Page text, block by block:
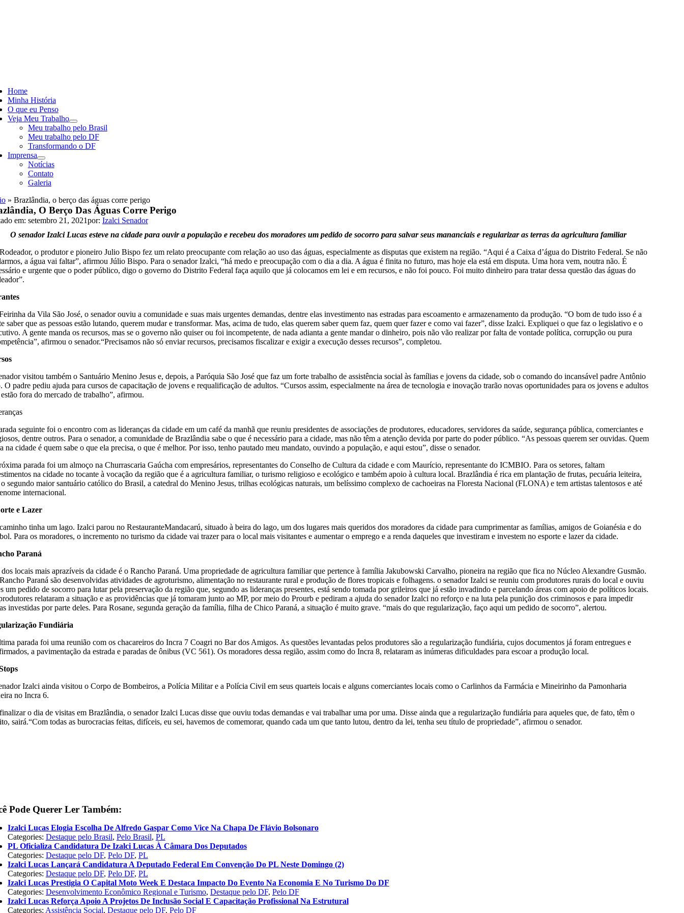
Home
Minha História
O que eu Penso
Veja Meu Trabalho
Meu trabalho pelo Brasil
Meu trabalho pelo DF
Transformando o DF
Imprensa
Notícias
Contato
Galeria
» Brazlândia, o berço das águas corre perigo
O Berço Das Águas Corre Perigo
em: setembro 21, 2021por: Izalci Senador
O senador Izalci Lucas esteve na cidade para ouvir a população e recebeu dos moradores um pedido de socorro para salvar seus mananciais e regularizar as terras da agricultura familiar
, o produtor e pioneiro Julio Bispo fez um relato preocupante com relação ao uso das águas, especialmente as disputas que existem na região. “Aqui é a Caixa d’água do Distrito Federal. Se não
a água vai faltar”, afirmou Júlio Bispo. Para o senador Izalci, “há medo e preocupação com o dia a dia. A água é finita no futuro, mas hoje ela está em disputa. Uma hora vem, noutra não. É
e urgente que o poder público, digo o governo do Distrito Federal faça aquilo que já colocamos em lei e em recursos, e não foi pouco. Foi muito dinheiro para tratar dessa questão das águas do
da Vila São José, o senador ouviu a comunidade e suas mais urgentes demandas, dentre elas investimento nas estradas para escoamento e armazenamento da produção. “O bom de tudo isso é a
saber que as pessoas estão lutando, querem mudar e transformar. Mas, acima de tudo, elas querem saber quem faz, quem quer fazer e como vai fazer”, disse Izalci. Expliquei o que faz o legislativo e o
A gente manda os recursos, mas se o governo não quiser ou foi incompetente, de nada adianta a gente mandar o dinheiro, pois não vão realizar por falta de vontade política, corrupção ou pura
afirmou o senador.“Precisamos não só enviar recursos, precisamos fiscalizar e exigir a execução desses recursos”, completou.
visitou também o Santuário Menino Jesus e, depois, a Paróquia São José que faz um forte trabalho de assistência social às famílias e jovens da cidade, sob o comando do incansável padre Antônio
O padre pediu ajuda para cursos de capacitação de jovens e requalificação de adultos. “Cursos assim, especialmente na área de tecnologia e inovação trarão novas oportunidades para os jovens e adultos
fora do mercado de trabalho”, afirmou.
seguinte foi o encontro com as lideranças da cidade em um café da manhã que reuniu presidentes de associações de produtores, educadores, servidores da saúde, segurança pública, comerciantes e
dentre outros. Para o senador, a comunidade de Brazlândia sabe o que é necessário para a cidade, mas não têm a atenção devida por parte do poder público. “As pessoas querem ser ouvidas. Quem
na cidade é quem sabe o que ela precisa, o que é melhor. Por isso, tenho pautado meu mandato, ouvindo a população, e aqui estou”, disse o senador.
parada foi um almoço na Churrascaria Gaúcha com empresários, representantes do Conselho de Cultura da cidade e com Maurício, representante do ICMBIO. Para os setores, faltam
na cidade no tocante à vocação da região que é a agricultura familiar, o turismo religioso e ecológico e também apoio à cultura local. Brazlândia é rica em plantação de frutas, pecuária leiteira,
segundo maior santuário católico do Brasil, a catedral do Menino Jesus, trilhas ecológicas naturais, um belíssimo complexo de cachoeiras na Floresta Nacional (FLONA) e tem artistas talentosos e até
internacional.
e Lazer
tinha um lago. Izalci parou no RestauranteMandacarú, situado à beira do lago, um dos lugares mais queridos dos moradores da cidade para cumprimentar as famílias, amigos de Goianésia e do
Para os moradores, o incremento no turismo da cidade vai trazer para o local mais visitantes e aumentar o emprego e a renda daqueles que investiram e investem no esporte e lazer da cidade.
Paraná
locais mais aprazíveis da cidade é o Rancho Paraná. Uma propriedade de agricultura familiar que pertence à família Jakubowski Carvalho, pioneira na região que fica no Núcleo Alexandre Gusmão.
Paraná são desenvolvidas atividades de agroturismo, alimentação no restaurante rural e produção de flores tropicais e folhagens. o senador Izalci se reuniu com produtores rurais do local e ouviu
um pedido de socorro para lutar pela preservação da região que, segundo as lideranças presentes, está sendo tomada por grileiros que já estão invadindo e parcelando áreas com apoio de políticos locais.
relataram a situação e as providências que já tomaram junto ao MP, por meio do Prourb e pediram a ajuda do senador Izalci no reforço e na luta pela punição dos criminosos e para impedir
investidas por parte deles. Para Rosane, segunda geração da família, filha de Chico Paraná, a situação é muito grave. “mais do que regularização, faço aqui um pedido de socorro”, alertou.
Fundiária
parada foi uma reunião com os chacareiros do Incra 7 Coagri no Bar dos Amigos. As questões levantadas pelos produtores são a regularização fundiária, cujos documentos já foram entregues e
a pavimentação da estrada e paradas de ônibus (VC 561). Os moradores dessa região, assim como do Incra 8, relataram as inúmeras dificuldades para escoar a produção local.
Izalci ainda visitou o Corpo de Bombeiros, a Polícia Militar e a Polícia Civil em seus quarteis locais e alguns comerciantes locais como o Carlinhos da Farmácia e Mineirinho da Pamonharia
no Incra 6.
o dia de visitas em Brazlândia, o senador Izalci Lucas disse que ouviu todas demandas e vai trabalhar uma por uma. Disse ainda que a regularização fundiária para aqueles que, de fato, têm o
sairá.“Com todas as burocracias feitas, difíceis, eu sei, havemos de comemorar, quando cada um que tanto lutou, dentro da lei, tenha seu título de propriedade”, afirmou o senador.
Pode Querer Ler Também:
Izalci Lucas Elogia Escolha De Alfredo Gaspar Como Vice Na Chapa De Flávio Bolsonaro
Categories: Destaque pelo Brasil, Pelo Brasil, PL
PL Oficializa Candidatura De Izalci Lucas À Câmara Dos Deputados
Categories: Destaque pelo DF, Pelo DF, PL
Izalci Lucas Lançará Candidatura A Deputado Federal Em Convenção Do PL Neste Domingo (2)
Categories: Destaque pelo DF, Pelo DF, PL
Izalci Lucas Prestigia O Capital Moto Week E Destaca Impacto Do Evento Na Economia E No Turismo Do DF
Categories: Desenvolvimento Econômico Regional e Turismo, Destaque pelo DF, Pelo DF
Izalci Lucas Reforça Apoio A Projetos De Inclusão Social E Capacitação Profissional Na Estrutural
Categories: Assistência Social, Destaque pelo DF, Pelo DF